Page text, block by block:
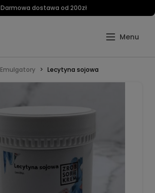
Darmowa dostawa od 200zł
Emulgatory Lecytyna sojowa